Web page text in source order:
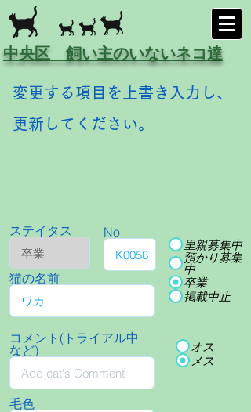
中央区 飼い主のいないネコ達
変更する項目を上書き入力し、
更新してください。
ステイタス No
猫の名前
里親募集中
預かり募集
中
卒業
掲載中止
コメント(トライアル中
など)
オス
メス
毛色